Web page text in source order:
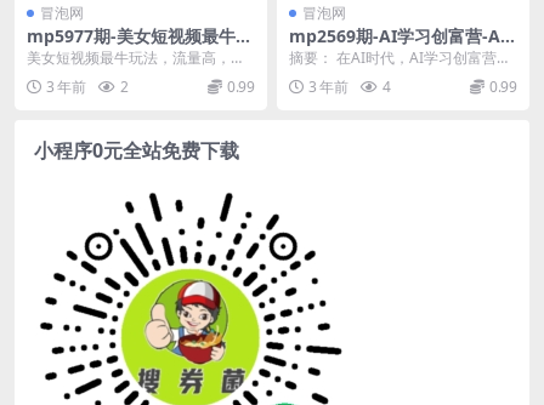
冒泡网
mp5977期-美女短视频最牛玩
法，流量高，变现快，轻松月
美女短视频最牛玩法，流量高，变
现快，轻松月入5W+【揭秘】 项目
介绍：美女视频玩...
3 年前 2 0.99
冒泡网
mp2569期-AI学习创富营-AI
时代，赋能你终身学习、快乐
赚钱、自动创富(掌握AI技术，
开启你的终身学习、快乐赚钱
摘要： 在AI时代，AI学习创富营提
供了一种赋能终身学习、快乐赚钱
和自动创富的方...
3 年前 4 0.99
小程序0元全站免费下载